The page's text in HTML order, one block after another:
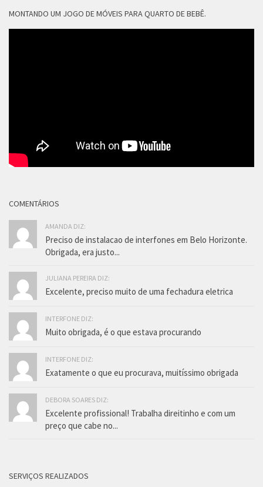
MONTANDO UM JOGO DE MÓVEIS PARA QUARTO DE BEBÊ.
COMENTÁRIOS
AMANDA DIZ:
Preciso de instalacao de interfones em Belo Horizonte.
Obrigada, era justo...
JULIANA PEREIRA DIZ:
Excelente, preciso muito de uma fechadura eletrica
INTERFONE DIZ:
Muito obrigada, é o que estava procurando
INTERFONE DIZ:
Exatamente o que eu procurava, muitíssimo obrigada
DEBORA SOARES DIZ:
Excelente profissional! Trabalha direitinho e com um
preço que cabe no...
SERVIÇOS REALIZADOS